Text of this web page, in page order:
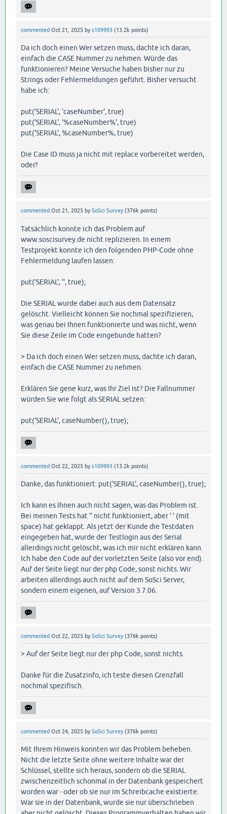
commented Oct 21, 2025 bys109993 (13.2k points)
Da ich doch einen Wer setzen muss, dachte ich daran,
einfach die CASE Nummer zu nehmen. Würde das
funktionieren? Meine Versuche haben bisher nur zu
Strings oder Fehlermeldungen geführt. Bisher versucht
habe ich:
put('SERIAL', 'caseNumber', true)
put('SERIAL', '%caseNumber%', true)
put('SERIAL', %caseNumber%, true)
Die Case ID muss ja nicht mit replace vorbereitet werden,
oder?
commented Oct 21, 2025 bySoSci Survey (376k points)
Tatsächlich konnte ich das Problem auf
www.soscisurvey.de nicht replizieren. In einem
Testprojekt konnte ich den folgenden PHP-Code ohne
Fehlermeldung laufen lassen:
put('SERIAL', '', true);
Die SERIAL wurde dabei auch aus dem Datensatz
gelöscht. Vielleicht können Sie nochmal spezifizieren,
was genau bei Ihnen funktionierte und was nicht, wenn
Sie diese Zeile im Code eingebunde hatten?
> Da ich doch einen Wer setzen muss, dachte ich daran,
einfach die CASE Nummer zu nehmen.
Erklären Sie gene kurz, was Ihr Ziel ist? Die Fallnummer
würden Sie wie folgt als SERIAL setzen:
put('SERIAL', caseNumber(), true);
commented Oct 22, 2025 bys109993 (13.2k points)
Danke, das funktioniert: put('SERIAL', caseNumber(), true);
Ich kann es Ihnen auch nicht sagen, was das Problem ist.
Bei meinen Tests hat '' nicht funktioniert, aber ' ' (mit
space) hat geklappt. Als jetzt der Kunde die Testdaten
eingegeben hat, wurde der Testlogin aus der Serial
allerdings nicht gelöscht, was ich mir nicht erklären kann.
Ich habe den Code auf der vorletzten Seite (also vor end).
Auf der Seite liegt nur der php Code, sonst nichts. Wir
arbeiten allerdings auch nicht auf dem SoSci Server,
sondern einem eigenen, auf Version 3.7.06.
commented Oct 22, 2025 bySoSci Survey (376k points)
> Auf der Seite liegt nur der php Code, sonst nichts.
Danke für die Zusatzinfo, ich teste diesen Grenzfall
nochmal spezifisch.
commented Oct 24, 2025 bySoSci Survey (376k points)
Mit Ihrem Hinweis konnten wir das Problem beheben.
Nicht die letzte Seite ohne weitere Inhalte war der
Schlüssel, stellte sich heraus, sondern ob die SERIAL
zwischenzeitlich schonmal in der Datenbank gespeichert
worden war - oder ob sie nur im Schreibcache existierte.
War sie in der Datenbank, wurde sie nur überschrieben